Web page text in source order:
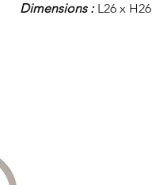
Dimensions : L26 x